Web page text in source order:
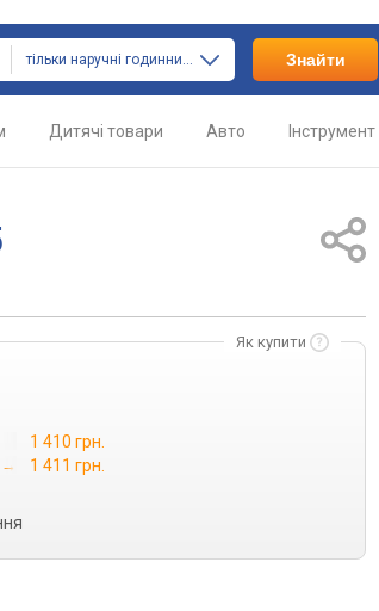
тільки наручні годинники Знайти
Дитячі товари Авто Інструмент
Як купити
1 410 грн.
→ 1 411 грн.